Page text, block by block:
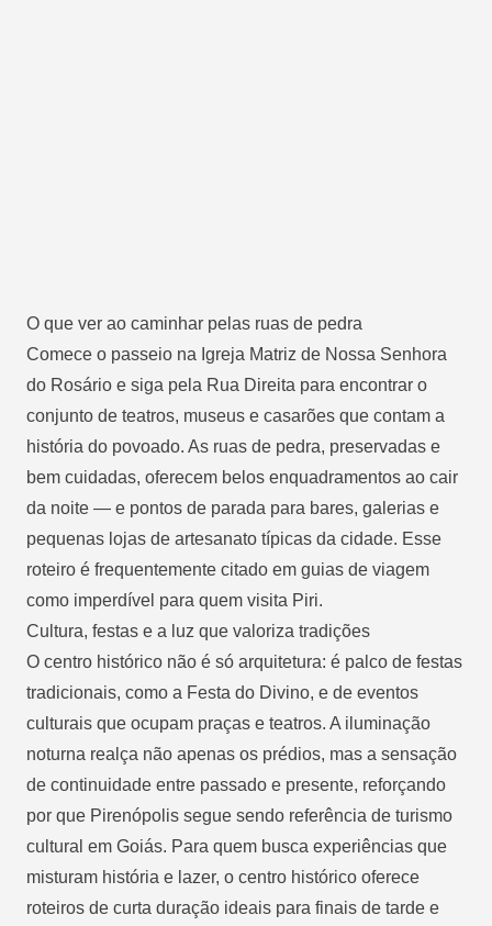
O que ver ao caminhar pelas ruas de pedra
Comece o passeio na Igreja Matriz de Nossa Senhora
do Rosário e siga pela Rua Direita para encontrar o
conjunto de teatros, museus e casarões que contam a
história do povoado. As ruas de pedra, preservadas e
bem cuidadas, oferecem belos enquadramentos ao cair
da noite — e pontos de parada para bares, galerias e
pequenas lojas de artesanato típicas da cidade. Esse
roteiro é frequentemente citado em guias de viagem
como imperdível para quem visita Piri.
Cultura, festas e a luz que valoriza tradições
O centro histórico não é só arquitetura: é palco de festas
tradicionais, como a Festa do Divino, e de eventos
culturais que ocupam praças e teatros. A iluminação
noturna realça não apenas os prédios, mas a sensação
de continuidade entre passado e presente, reforçando
por que Pirenópolis segue sendo referência de turismo
cultural em Goiás. Para quem busca experiências que
misturam história e lazer, o centro histórico oferece
roteiros de curta duração ideais para finais de tarde e